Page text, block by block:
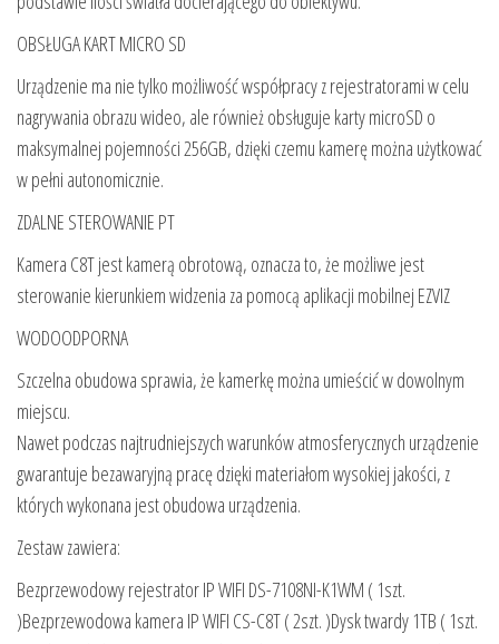
OBSŁUGA KART MICRO SD
Urządzenie ma nie tylko możliwość współpracy z rejestratorami w celu
nagrywania obrazu wideo, ale również obsługuje karty microSD o
maksymalnej pojemności 256GB, dzięki czemu kamerę można użytkować
w pełni autonomicznie.
ZDALNE STEROWANIE PT
Kamera C8T jest kamerą obrotową, oznacza to, że możliwe jest
sterowanie kierunkiem widzenia za pomocą aplikacji mobilnej EZVIZ
WODOODPORNA
Szczelna obudowa sprawia, że kamerkę można umieścić w dowolnym
miejscu.
Nawet podczas najtrudniejszych warunków atmosferycznych urządzenie
gwarantuje bezawaryjną pracę dzięki materiałom wysokiej jakości, z
których wykonana jest obudowa urządzenia.
Zestaw zawiera:
Bezprzewodowy rejestrator IP WIFI DS-7108NI-K1WM ( 1szt.
)Bezprzewodowa kamera IP WIFI CS-C8T ( 2szt. )Dysk twardy 1TB ( 1szt.